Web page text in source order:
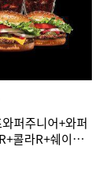
퍼주니어+와퍼
콜라R+쉐이킹